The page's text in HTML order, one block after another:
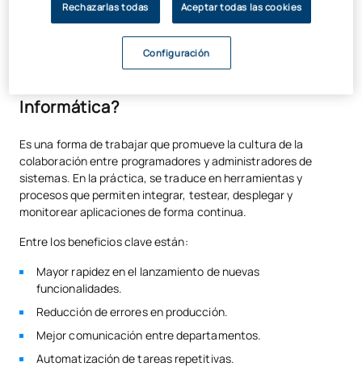
Soft Skills
forma más rápida y con menos errores. Esta filosofía permite
ofrecer soluciones ágiles y escalables.
Informática?
Es una forma de trabajar que promueve la cultura de la
colaboración entre programadores y administradores de
sistemas. En la práctica, se traduce en herramientas y
procesos que permiten integrar, testear, desplegar y
monitorear aplicaciones de forma continua.
Entre los beneficios clave están:
Mayor rapidez en el lanzamiento de nuevas
funcionalidades.
Reducción de errores en producción.
Mejor comunicación entre departamentos.
Automatización de tareas repetitivas.
Rechazarlas todas Aceptar todas las cookies
Configuración